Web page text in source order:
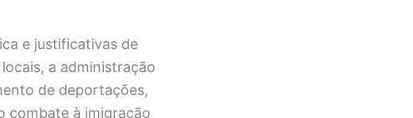
e justificativas de
a administração
de deportações,
combate à imigração